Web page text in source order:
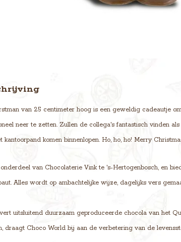
van 25 centimeter hoog is een geweldig cadeautje
neer te zetten. Zullen de collega's fantastisch vinden
kantoorpand komen binnenlopen. Ho, ho, ho! Merry
van Chocolaterie Vink te 's-Hertogenbosch, en
Alles wordt op ambachtelijke wijze, dagelijks vers
uitsluitend duurzaam geproduceerde chocola van het
draagt Choco World bij aan de verbetering van de